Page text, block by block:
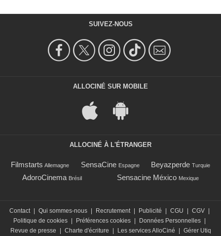
SUIVEZ-NOUS
ALLOCINÉ SUR MOBILE
ALLOCINÉ À L'ÉTRANGER
Filmstarts Allemagne SensaCine Espagne Beyazperde Turquie
AdoroCinema Brésil Sensacine México Mexique
Contact | Qui sommes-nous | Recrutement | Publicité | CGU | CGV |
Politique de cookies | Préférences cookies | Données Personnelles |
Revue de presse
| Charte d'écriture | Les services AlloCiné | Gérer Utiq